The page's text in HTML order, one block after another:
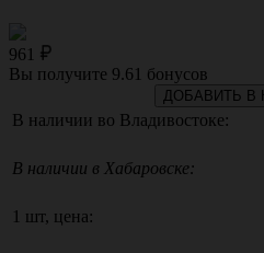
961
Вы получите 9.61 бонусов
ДОБАВИТЬ В
В наличии во Владивостоке:
В наличии в Хабаровске:
1 шт, цена: